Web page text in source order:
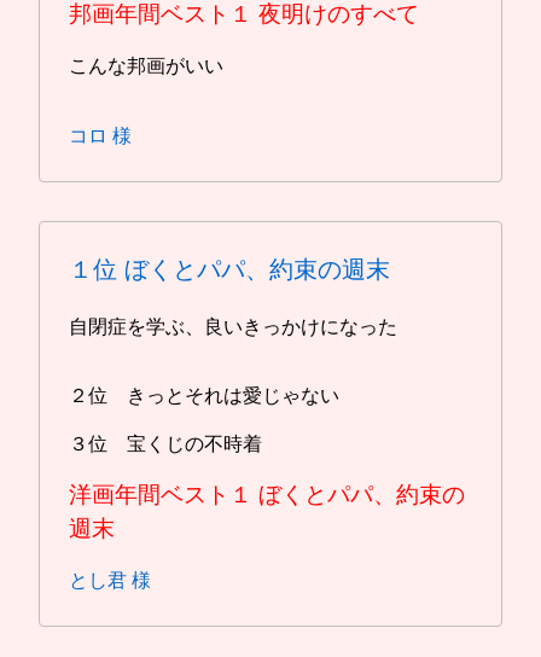
邦画年間ベスト１ 夜明けのすべて
こんな邦画がいい
コロ 様
１位 ぼくとパパ、約束の週末
自閉症を学ぶ、良いきっかけになった
２位 きっとそれは愛じゃない
３位 宝くじの不時着
洋画年間ベスト１ ぼくとパパ、約束の
週末
とし君 様